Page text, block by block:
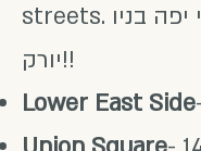
streets. השכונה הכי יפה בניו
יורק!!
Lower East Side